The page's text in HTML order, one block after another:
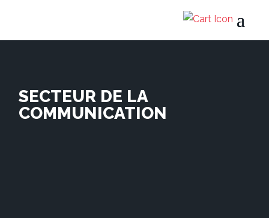
SECTEUR DE LA
COMMUNICATION